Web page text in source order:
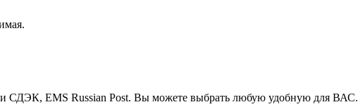
СДЭК, EMS Russian Post. Вы можете выбрать любую удобную для ВАС.